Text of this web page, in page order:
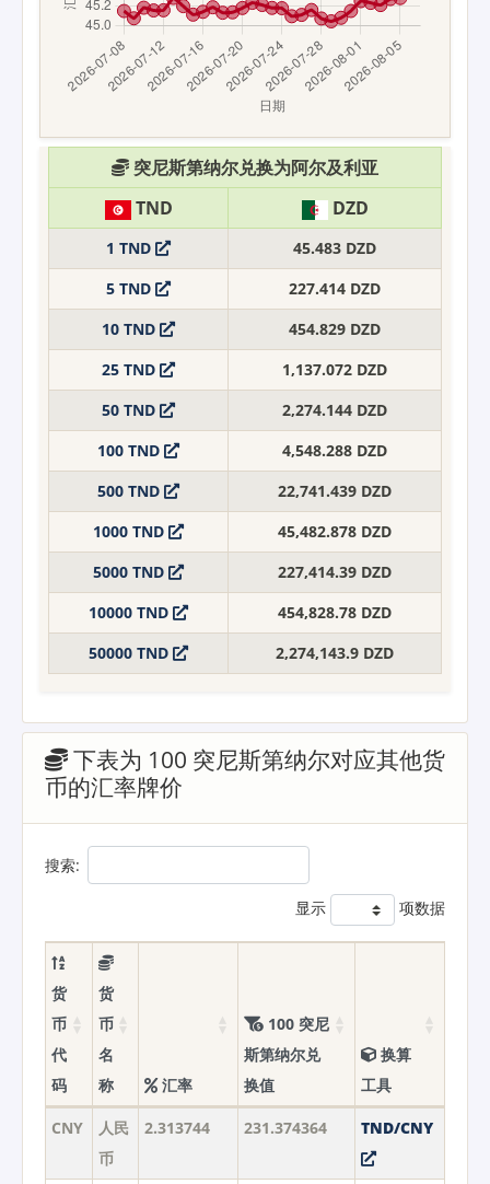
突尼斯第纳尔兑换为阿尔及利亚
TND
DZD
1 TND
45.483 DZD
5 TND
227.414 DZD
10 TND
454.829 DZD
25 TND
1,137.072 DZD
50 TND
2,274.144 DZD
100 TND
4,548.288 DZD
500 TND
22,741.439 DZD
1000 TND
45,482.878 DZD
5000 TND
227,414.39 DZD
10000 TND
454,828.78 DZD
50000 TND
2,274,143.9 DZD
下表为 100 突尼斯第纳尔对应其他货
币的汇率牌价
搜索:
显示 项数据
货
币
代
码
货
币
名
称
汇率
100 突尼
斯第纳尔兑
换值
换算
工具
CNY
人民
币
2.313744 231.374364 TND/CNY